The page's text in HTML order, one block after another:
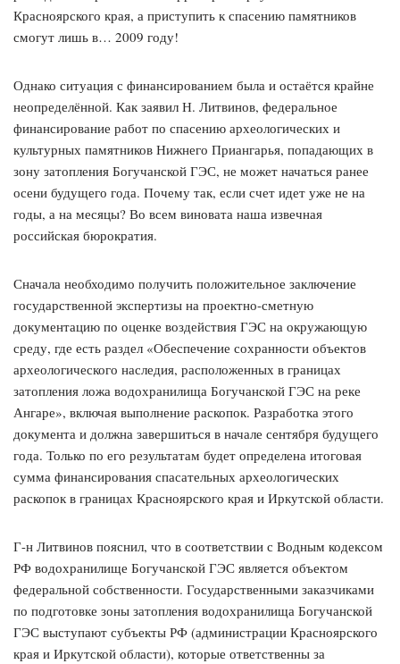
Красноярского края, а приступить к спасению памятников
смогут лишь в… 2009 году!
Однако ситуация с финансированием была и остаётся крайне
неопределённой. Как заявил Н. Литвинов, федеральное
финансирование работ по спасению археологических и
культурных памятников Нижнего Приангарья, попадающих в
зону затопления Богучанской ГЭС, не может начаться ранее
осени будущего года. Почему так, если счет идет уже не на
годы, а на месяцы? Во всем виновата наша извечная
российская бюрократия.
Сначала необходимо получить положительное заключение
государственной экспертизы на проектно-сметную
документацию по оценке воздействия ГЭС на окружающую
среду, где есть раздел «Обеспечение сохранности объектов
археологического наследия, расположенных в границах
затопления ложа водохранилища Богучанской ГЭС на реке
Ангаре», включая выполнение раскопок. Разработка этого
документа и должна завершиться в начале сентября будущего
года. Только по его результатам будет определена итоговая
сумма финансирования спасательных археологических
раскопок в границах Красноярского края и Иркутской области.
Г-н Литвинов пояснил, что в соответствии с Водным кодексом
РФ водохранилище Богучанской ГЭС является объектом
федеральной собственности. Государственными заказчиками
по подготовке зоны затопления водохранилища Богучанской
ГЭС выступают субъекты РФ (администрации Красноярского
края и Иркутской области), которые ответственны за